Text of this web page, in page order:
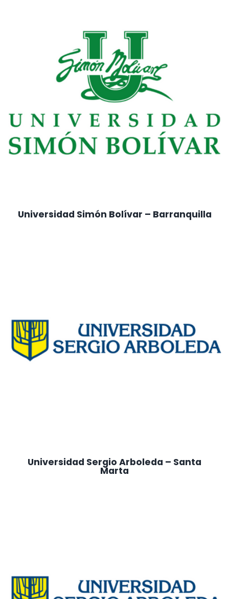
Universidad Simón Bolívar – Barranquilla
Universidad Sergio Arboleda – Santa
Marta